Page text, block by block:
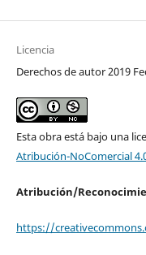
Licencia
Derechos de autor 2019
Esta obra está bajo una
Atribución-NoComercial
Atribución/
https://